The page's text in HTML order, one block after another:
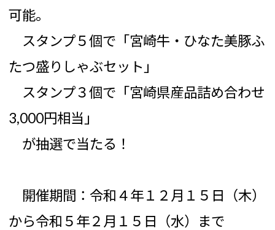
可能。
スタンプ５個で「宮崎牛・ひなた美豚ふ
たつ盛りしゃぶセット」
スタンプ３個で「宮崎県産品詰め合わせ
3,000円相当」
が抽選で当たる！
開催期間：令和４年１２月１５日（木）
から令和５年２月１５日（水）まで